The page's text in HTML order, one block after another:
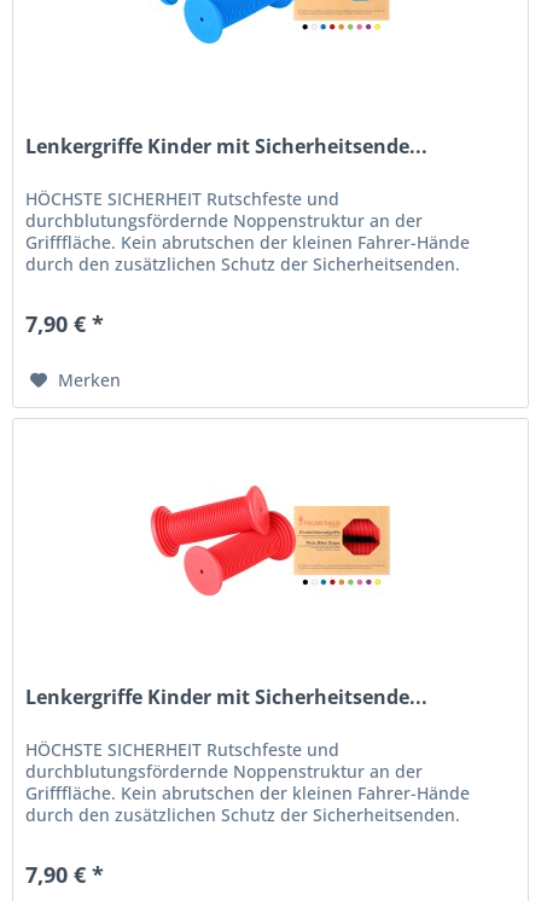
Lenkergriffe Kinder mit Sicherheitsende...
HÖCHSTE SICHERHEIT Rutschfeste und
durchblutungsfördernde Noppenstruktur an der
Grifffläche. Kein abrutschen der kleinen Fahrer-Hände
durch den zusätzlichen Schutz der Sicherheitsenden.
7,90 € *
Merken
Lenkergriffe Kinder mit Sicherheitsende...
HÖCHSTE SICHERHEIT Rutschfeste und
durchblutungsfördernde Noppenstruktur an der
Grifffläche. Kein abrutschen der kleinen Fahrer-Hände
durch den zusätzlichen Schutz der Sicherheitsenden.
7,90 € *